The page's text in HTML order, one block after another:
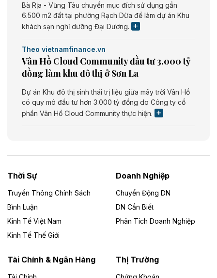
Bà Rịa - Vũng Tàu chuyển mục đích sử dụng gần
6.500 m2 đất tại phường Rạch Dừa để làm dự án Khu
khách sạn nghỉ dưỡng Đại Dương.
Theo vietnamfinance.vn
Vân Hồ Cloud Community đầu tư 3.000 tỷ
đồng làm khu đô thị ở Sơn La
Dự án Khu đô thị sinh thái trị liệu giữa mây trời Vân Hồ
có quy mô đầu tư hơn 3.000 tỷ đồng do Công ty cổ
phần Vân Hồ Cloud Community thực hiện.
Dự án Nhà máy xử lý rác và phát điện Bắc Giang do
Công ty TNHH Năng lượng môi trường Bắc Giang làm
Theo vietnamfinance.vn
Đức Long Gia Lai mở rộng ‘hệ sinh thái’
Lai
Thời Sự
Truyền Thông Chính Sách
Bình Luận
Kinh Tế Việt Nam
Kinh Tế Thế Giới
Doanh Nghiệp
Chuyển Động DN
DN Cần Biết
Phân Tích Doanh Nghiệp
Tài Chính & Ngân Hàng Thị Trường